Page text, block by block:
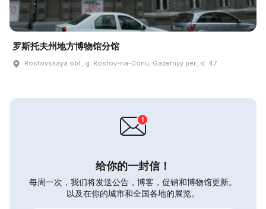
罗斯托夫州地方博物馆分馆
Rostovskaya obl., g. Rostov-na-Donu, Gazetnyy per., d. 47
给你的一封信！
每周一次，我们将发送公告，博客，促销和博物馆更新。
以及在你的城市和全国各地的展览。